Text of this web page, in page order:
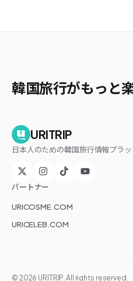
韓国旅行がもっと
URITRIP
日本人のための韓国旅行情報プラッ
パートナー
URICOSME.COM
URICELEB.COM
© 2026 URITRIP. All rights reserved.